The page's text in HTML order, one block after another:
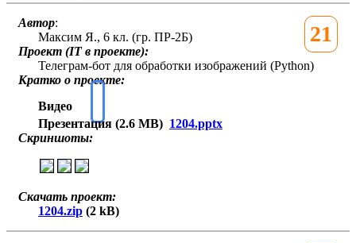
21
Автор:
Максим Я., 6 кл. (гр. ПР-2Б)
Проект (IT в проекте):
Телеграм-бот для обработки изображений (Python)
Кратко о проекте:
Видео
Презентация (2.6 MB) 1204.pptx
Скриншоты:
Скачать проект:
1204.zip (2 kB)